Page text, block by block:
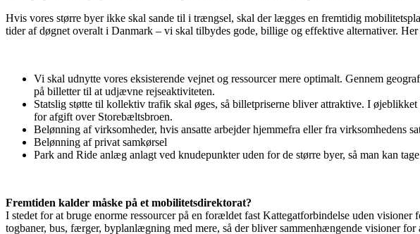
Hvis vores større byer ikke skal sande til i trængsel, skal der lægges en fremtidig
tider af døgnet overalt i Danmark – vi skal tilbydes gode, billige og effektive alternativer.
Vi skal udnytte vores eksisterende vejnet og ressourcer mere optimalt. Gennem
på billetter til at udjævne rejseaktiviteten.
Statslig støtte til kollektiv trafik skal øges, så billetpriserne bliver attraktive. I
for afgift over Storebæltsbroen.
Belønning af virksomheder, hvis ansatte arbejder hjemmefra eller fra virksomhedens
Belønning af privat samkørsel
Park and Ride anlæg anlagt ved knudepunkter uden for de større byer, så man kan
Fremtiden kalder måske på et mobilitetsdirektorat?
I stedet for at bruge enorme ressourcer på en forældet fast Kattegatforbindelse uden
togbaner, bus, færger, byplanlægning med mere, så der bliver sammenhængende visioner